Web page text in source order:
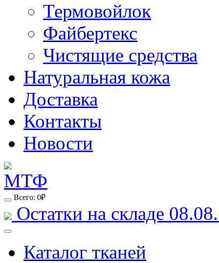
Термовойлок
Файбертекс
Чистящие средства
Натуральная кожа
Доставка
Контакты
Новости
Всего: 0₽
Остатки на складе
Каталог тканей